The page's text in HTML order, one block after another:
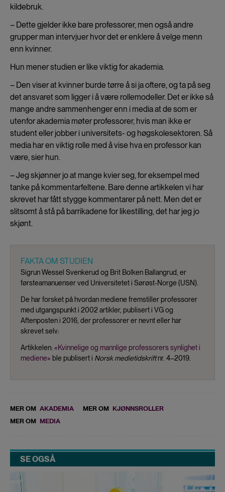
kildebruk.
– Dette gjelder ikke bare professorer, men også andre
grupper man intervjuer hvor det er enklere å velge menn
enn kvinner.
Hun mener studien er like viktig for akademia.
– Den viser at kvinner burde tørre å si ja oftere, og ta på seg
det ansvaret som ligger i å være rollemodeller. Det er ikke så
mange andre sammenhenger enn i media at de som er
utenfor akademia møter professorer, hvis man ikke er
student eller jobber i universitets- og høgskolesektoren. Så
media har en viktig rolle med å vise hva en professor kan
være, sier hun.
– Jeg skjønner jo at mange kvier seg, for eksempel med
tanke på kommentarfeltene. Bare denne artikkelen vi har
skrevet har fått stygge kommentarer på nett. Men det er
slitsomt å stå på barrikadene for likestilling, det har jeg jo
skjønt.
FAKTA OM STUDIEN
Sigrun Wessel Svenkerud og Brit Bolken Ballangrud, er
førsteamanuenser ved Universitetet i Sørøst-Norge (USN).
De har forsket på hvordan mediene fremstiller professorer
med utgangspunkt i 2002 artikler, publisert i VG og
Aftenposten i 2016, der professorer er nevnt eller har
skrevet selv:
Artikkelen: «Kvinnelige og mannlige professorers synlighet i
mediene» ble publisert i Norsk medietidskriftnr. 4–2019.
MER OM AKADEMIA MER OM KJØNNSROLLER
MER OM MEDIA
SE OGSÅ